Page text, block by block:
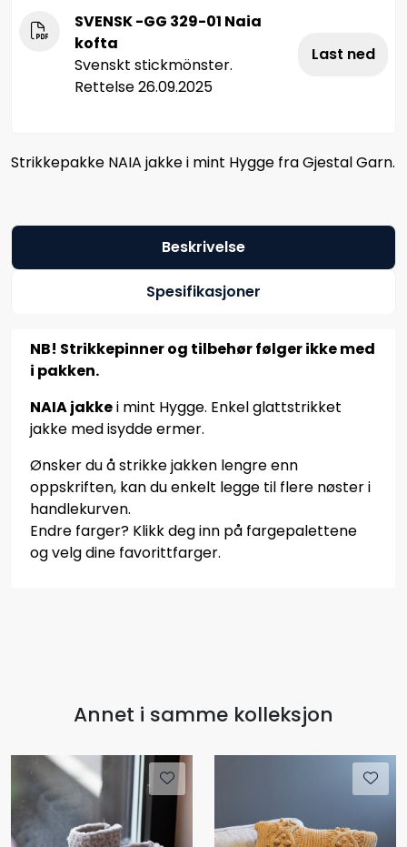
SVENSK -GG 329-01 Naia
kofta
Svenskt stickmönster.
Rettelse 26.09.2025
Last ned
Strikkepakke NAIA jakke i mint Hygge fra Gjestal Garn.
Beskrivelse
Spesifikasjoner
NB! Strikkepinner og tilbehør følger ikke med
i pakken.
NAIA jakkei mint Hygge. Enkel glattstrikket
jakke med isydde ermer.
Ønsker du å strikke jakken lengre enn
oppskriften, kan du enkelt legge til flere nøster i
handlekurven.
Endre farger? Klikk deg inn på fargepalettene
og velg dine favorittfarger.
Annet i samme kolleksjon